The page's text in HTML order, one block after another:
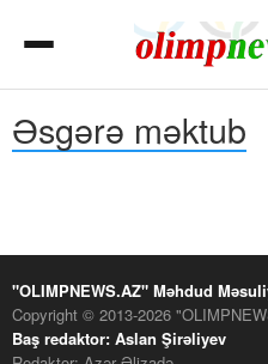
Əsgərə məktub
"OLIMPNEWS.AZ" Məhdud
Copyright © 2013-2026
Baş redaktor: Aslan Şirəliyev